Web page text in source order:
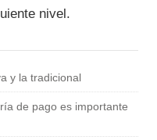
y la tradicional
de pago es importante
nivel.